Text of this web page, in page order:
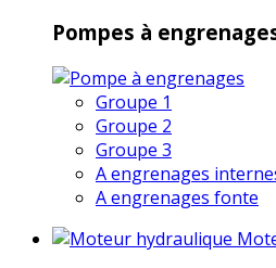
Pompes à
Groupe 1
Groupe 2
Groupe 3
A engrenages
A engrenages fonte